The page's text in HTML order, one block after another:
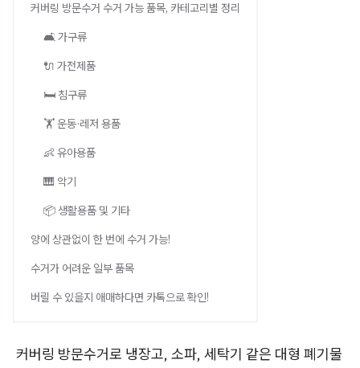
커버링 방문수거 수거 가능 품목, 카테고리별 정리
🛋️ 가구류
🔌 가전제품
🛏️ 침구류
🏋️ 운동·레저 용품
👶 유아용품
🎹 악기
📦 생활용품 및 기타
양에 상관없이 한 번에 수거 가능!
수거가 어려운 일부 품목
버릴 수 있을지 애매하다면 카톡으로 확인!
커버링 방문수거로 냉장고, 소파, 세탁기 같은 대형 폐기물